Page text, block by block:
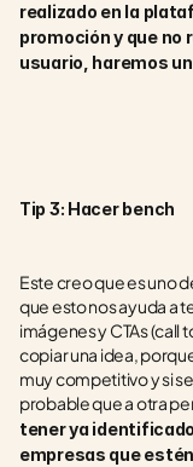
realizado en la
promoción y que no
usuario, haremos
Tip 3: Hacer bench
Este creo que es uno
que esto nos ayuda a
imágenes y CTAs (call
copiar una idea,
muy competitivo y si
probable que a otra
tener ya
empresas que